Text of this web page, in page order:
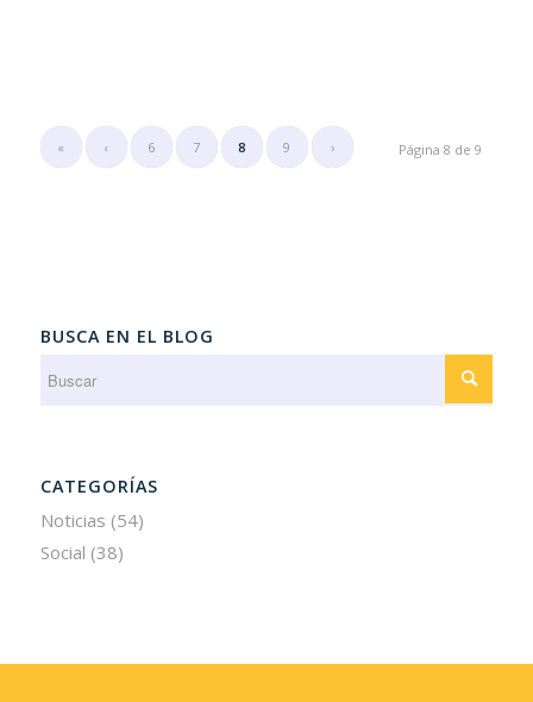
Página 8 de 9
« ‹ 6 7 8 9 ›
BUSCA EN EL BLOG
CATEGORÍAS
Noticias (54)
Social (38)